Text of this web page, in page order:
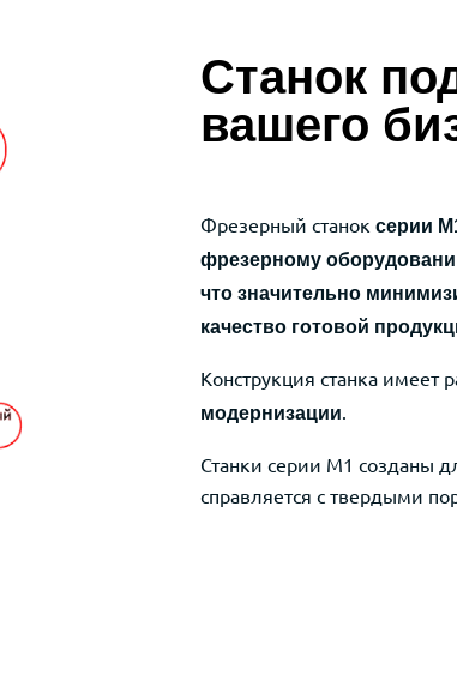
Станок
вашего
Фрезерный станок серии
фрезерному
что значительно
качество готовой
Конструкция станка имеет
модернизации.
Станки серии М1 созданы
справляется с твердыми